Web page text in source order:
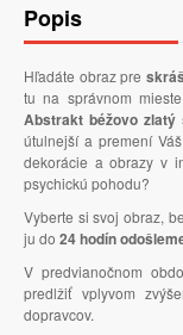
Popis
Hľadáte obraz pre
tu na správnom
Abstrakt béžovo zlatý
útulnejší a premení
dekorácie a obrazy v
psychickú pohodu?
Vyberte si svoj obraz,
ju do 24 hodín
V predvianočnom
predlžiť vplyvom
dopravcov.